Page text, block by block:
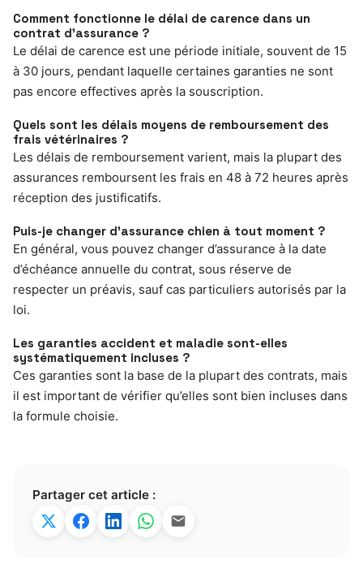
Comment fonctionne le délai de carence dans un
contrat d’assurance ?
Le délai de carence est une période initiale, souvent de 15
à 30 jours, pendant laquelle certaines garanties ne sont
pas encore effectives après la souscription.
Quels sont les délais moyens de remboursement des
frais vétérinaires ?
Les délais de remboursement varient, mais la plupart des
assurances remboursent les frais en 48 à 72 heures après
réception des justificatifs.
Puis-je changer d’assurance chien à tout moment ?
En général, vous pouvez changer d’assurance à la date
d’échéance annuelle du contrat, sous réserve de
respecter un préavis, sauf cas particuliers autorisés par la
loi.
Les garanties accident et maladie sont-elles
systématiquement incluses ?
Ces garanties sont la base de la plupart des contrats, mais
il est important de vérifier qu’elles sont bien incluses dans
la formule choisie.
Partager cet article :